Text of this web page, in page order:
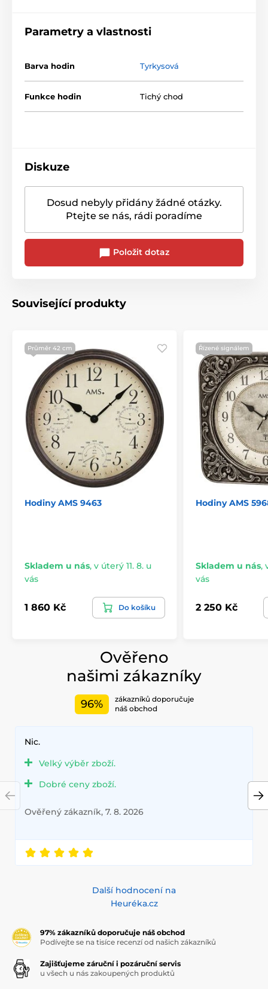
Parametry a vlastnosti
Barva hodin Tyrkysová
Funkce hodin Tichý chod
Diskuze
Dosud nebyly přidány žádné otázky.
Ptejte se nás, rádi poradíme
Položit dotaz
Související produkty
Průměr 42 cm
Hodiny AMS 9463
Skladem u nás, v úterý 11. 8. u
vás
1 860 Kč Do košíku
Řízené signálem
Hodiny AMS
Skladem u nás,
vás
2 250 Kč
Ověřeno
našimi zákazníky
96%
zákazníků doporučuje
náš obchod
Nic.
Velký výběr zboží.
Dobré ceny zboží.
Ověřený zákazník, 7. 8. 2026
Další hodnocení na
Heuréka.cz
97% zákazníků doporučuje náš obchod
Podívejte se na tisíce recenzí od našich zákazníků
Zajišťujeme záruční i pozáruční servis
u všech u nás zakoupených produktů